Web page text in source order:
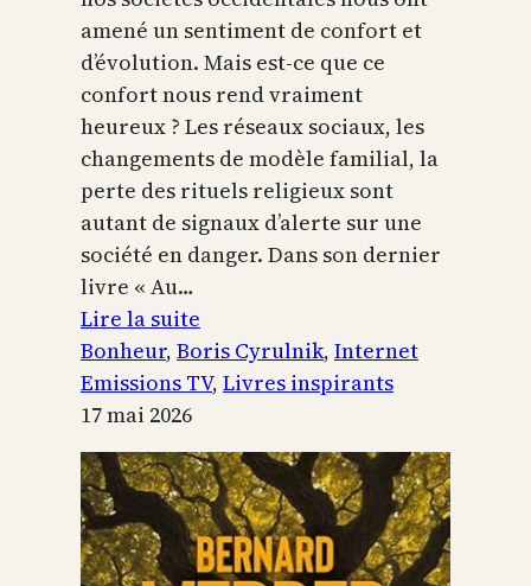
amené un sentiment de confort et
d’évolution. Mais est-ce que ce
confort nous rend vraiment
heureux ? Les réseaux sociaux, les
changements de modèle familial, la
perte des rituels religieux sont
autant de signaux d’alerte sur une
société en danger. Dans son dernier
livre « Au…
Lire la suite
Boris
Cyrulnik,
petits
bonheurs
Bonheur, Boris Cyrulnik, Internet
Emissions TV, Livres inspirants
17 mai 2026